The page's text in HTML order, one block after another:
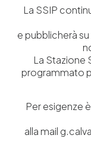
Iscrizione REA
NA
Codice di iscrizione
MIUR 000290_EIRI
Euro
Sede legaleVia
La SSIP
e pubblicherà
La Stazione
programmato
Per esigenze
alla mail